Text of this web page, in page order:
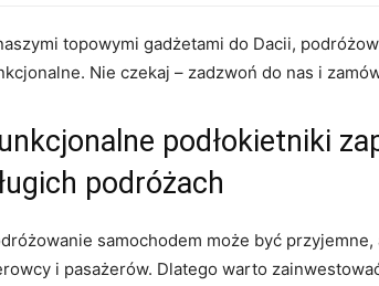
topowymi gadżetami do Dacii,
Nie czekaj – zadzwoń do nas i⁣
podłokietniki
‌podróżach
samochodem może być‍
i pasażerów. Dlatego warto